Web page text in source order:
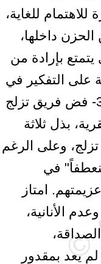
للغاية،
داخلها،
بإرادة من
على التفكير في
معنى الحياة، والوحدة، والحب. 3- فض فريق تزلج
بذل ثلاثة
وعلى الرغم
في
امتاز
الأنانية،
والغيبة، والأحلام. 4- لم يعد بمقدور